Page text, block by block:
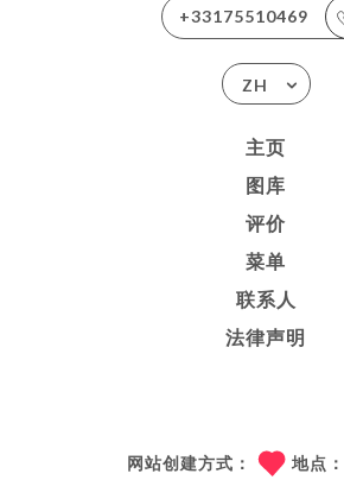
+33175510469
ZH
主页
图库
评价
菜单
联系人
法律声明
网站创建方式： 地点：